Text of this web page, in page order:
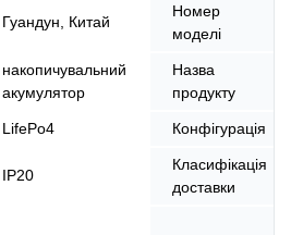
Гуандун, Китай
Номер
моделі
накопичувальний
акумулятор
Назва
продукту
LifePo4 Конфігурація
IP20
Класифікація
доставки